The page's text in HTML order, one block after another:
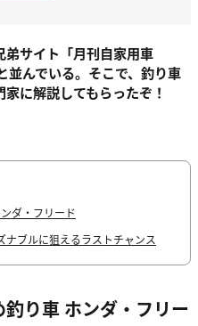
サイト「月刊自家用車
並んでいる。そこで、釣り車
に解説してもらったぞ！
ダ・フリード
ナブルに狙えるラストチャンス
り車 ホンダ・フリー